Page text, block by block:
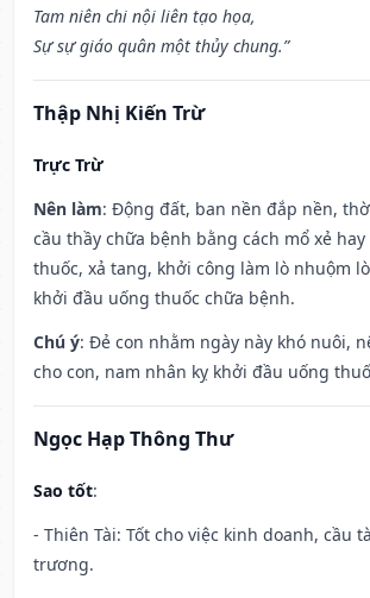
Tam niên chi nội liên tạo họa,
Sự sự giáo quân một thủy chung.”
Thập Nhị Kiến Trừ
Trực Trừ
Nên làm: Động đất, ban nền đắp nền,
cầu thầy chữa bệnh bằng cách mổ xẻ
thuốc, xả tang, khởi công làm lò nhuộm
khởi đầu uống thuốc chữa bệnh.
Chú ý: Đẻ con nhằm ngày này khó nuôi,
cho con, nam nhân kỵ khởi đầu uống
Ngọc Hạp Thông Thư
Sao tốt:
- Thiên Tài: Tốt cho việc kinh doanh, cầu
trương.